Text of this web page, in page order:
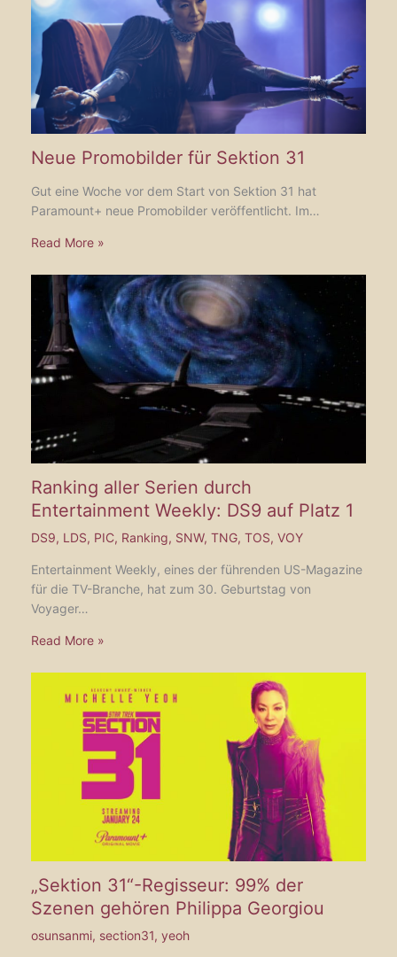
Neue Promobilder für Sektion 31
Gut eine Woche vor dem Start von Sektion 31 hat
Paramount+ neue Promobilder veröffentlicht. Im…
Read More »
Ranking aller Serien durch
Entertainment Weekly: DS9 auf Platz 1
DS9, LDS, PIC, Ranking, SNW, TNG, TOS, VOY
Entertainment Weekly, eines der führenden US-Magazine
für die TV-Branche, hat zum 30. Geburtstag von
Voyager…
Read More »
„Sektion 31“-Regisseur: 99% der
Szenen gehören Philippa Georgiou
osunsanmi, section31, yeoh